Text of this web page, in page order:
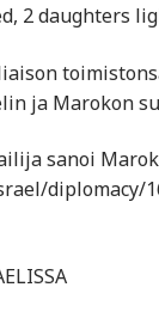
2 daughters
ja Marokon
sanoi
diplomacy/